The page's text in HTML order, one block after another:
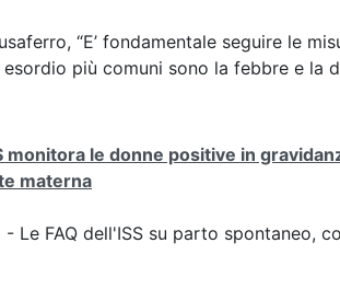
“E’ fondamentale seguire le
più comuni sono la febbre e la
monitora le donne positive in
materna
- Le FAQ dell'ISS su parto spontaneo,